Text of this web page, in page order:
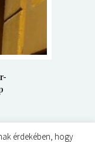
érdekében, hogy